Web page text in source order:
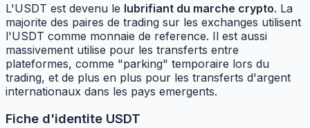
L'USDT est devenu le lubrifiant du marche crypto. La
majorite des paires de trading sur les exchanges utilisent
l'USDT comme monnaie de reference. Il est aussi
massivement utilise pour les transferts entre
plateformes, comme "parking" temporaire lors du
trading, et de plus en plus pour les transferts d'argent
internationaux dans les pays emergents.
Fiche d'identite USDT